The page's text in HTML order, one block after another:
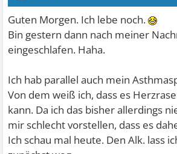
Guten Morgen. Ich lebe noch.
Bin gestern dann nach meiner
eingeschlafen. Haha.
Ich hab parallel auch mein
Von dem weiß ich, dass es
kann. Da ich das bisher allerdings
mir schlecht vorstellen, dass es
Ich schau mal heute. Den Alk. lass